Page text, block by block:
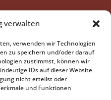
verwalten
verwenden wir Technologien
zu speichern und/oder darauf
zustimmst, können wir
IDs auf dieser Website
nicht erteilst oder
und Funktionen
..mehr
..demnächst mehr